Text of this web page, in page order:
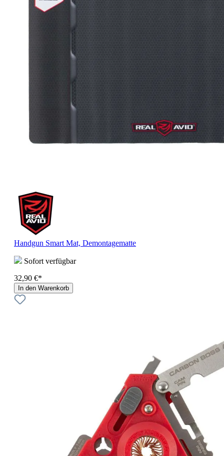
Handgun Smart Mat, Demontagematte
Sofort verfügbar
32,90 €*
In den Warenkorb